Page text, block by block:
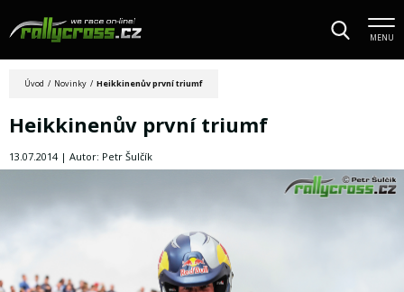
MENU
Úvod / Novinky / Heikkinenův první triumf
Heikkinenův první triumf
13.07.2014 | Autor: Petr Šulčík